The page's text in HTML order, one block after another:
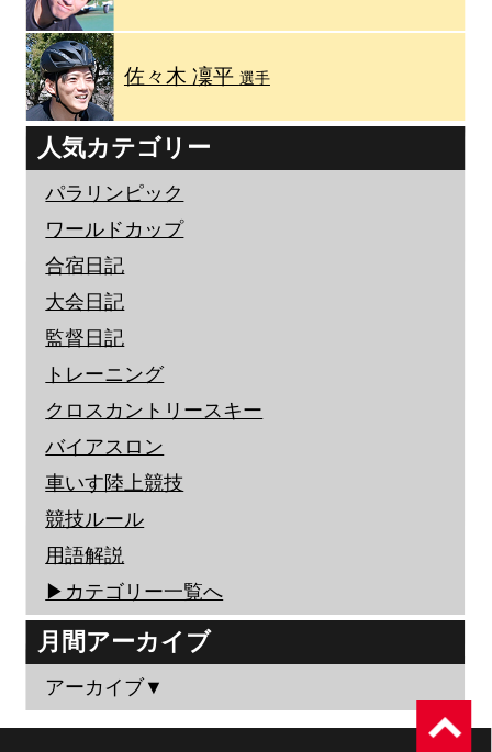
佐々木 凜平 選手
人気カテゴリー
パラリンピック
ワールドカップ
合宿日記
大会日記
監督日記
トレーニング
クロスカントリースキー
バイアスロン
車いす陸上競技
競技ルール
用語解説
▶︎カテゴリー一覧へ
月間アーカイブ
アーカイブ▼